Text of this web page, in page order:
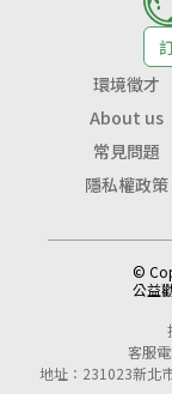
環境徵才
About us
常見問題
隱私權政策
©
公益
客服
地址：231023新北